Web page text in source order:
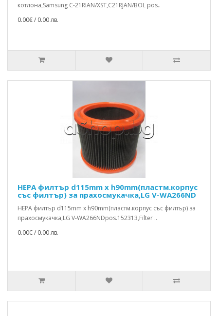
котлона,Samsung C-21RIAN/XST,C21RJAN/BOL pos..
0.00€ / 0.00 лв.
HEPA филтър d115mm x h90mm(пластм.корпус
със филтър) за прахосмукачка,LG V-WA266ND
HEPA филтър d115mm x h90mm(пластм.корпус със филтър) за
прахосмукачка,LG V-WA266NDpos.152313,Filter ..
0.00€ / 0.00 лв.